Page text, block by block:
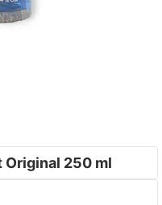
Original 250 ml